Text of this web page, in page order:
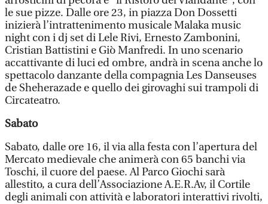
le sue pizze. Dalle ore 23, in piazza Don Dossetti
inizierà l’intrattenimento musicale Malaka music
night con i dj set di Lele Rivi, Ernesto Zambonini,
Cristian Battistini e Giò Manfredi. In uno scenario
accattivante di luci ed ombre, andrà in scena anche lo
spettacolo danzante della compagnia Les Danseuses
de Sheherazade e quello dei girovaghi sui trampoli di
Circateatro.
Sabato
Sabato, dalle ore 16, il via alla festa con l’apertura del
Mercato medievale che animerà con 65 banchi via
Toschi, il cuore del paese. Al Parco Giochi sarà
allestito, a cura dell’Associazione A.E.R.Av, il Cortile
degli animali con attività e laboratori interattivi rivolti,